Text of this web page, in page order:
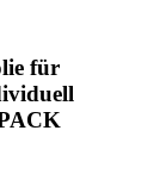
für